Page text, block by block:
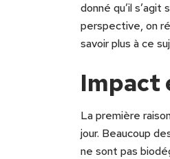
donné qu’il s’agit
perspective, on
savoir plus à ce
Impact
La première
jour. Beaucoup
ne sont pas